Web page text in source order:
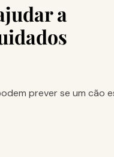
a
prever se um cão